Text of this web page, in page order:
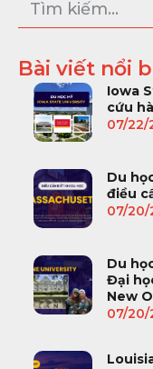
Bài viết nổi
Iowa
cứu
07/22/
Du
điều
07/20/
Du
Đại
New
07/20/